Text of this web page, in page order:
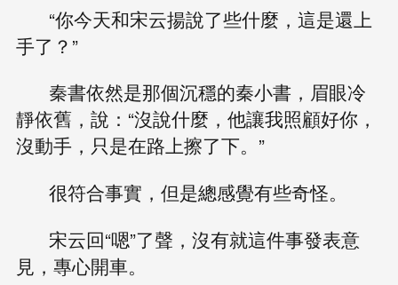
“你今天和宋云揚說了些什麼，這是還上
手了？”
秦書依然是那個沉穩的秦小書，眉眼冷
靜依舊，說：“沒說什麼，他讓我照顧好你，
沒動手，只是在路上擦了下。”
很符合事實，但是總感覺有些奇怪。
宋云回“嗯”了聲，沒有就這件事發表意
見，專心開車。